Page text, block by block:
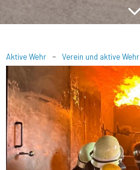
Aktive Wehr - Verein und aktive Wehr